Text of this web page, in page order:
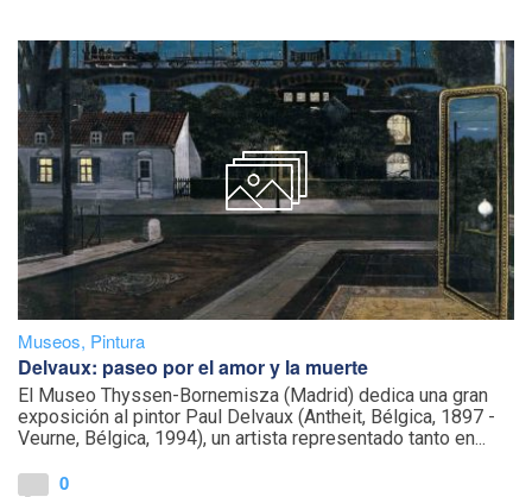
Museos, Pintura
Delvaux: paseo por el amor y la muerte
El Museo Thyssen-Bornemisza (Madrid) dedica una gran
exposición al pintor Paul Delvaux (Antheit, Bélgica, 1897 -
Veurne, Bélgica, 1994), un artista representado tanto en...
0